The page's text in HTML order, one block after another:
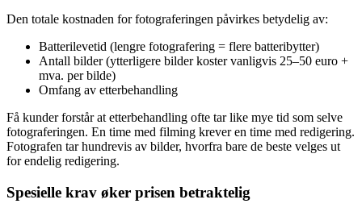
Den totale kostnaden for fotograferingen påvirkes betydelig av:
Batterilevetid (lengre fotografering = flere batteribytter)
Antall bilder (ytterligere bilder koster vanligvis 25–50 euro +
mva. per bilde)
Omfang av etterbehandling
Få kunder forstår at etterbehandling ofte tar like mye tid som selve
fotograferingen. En time med filming krever en time med redigering.
Fotografen tar hundrevis av bilder, hvorfra bare de beste velges ut
for endelig redigering.
Spesielle krav øker prisen betraktelig